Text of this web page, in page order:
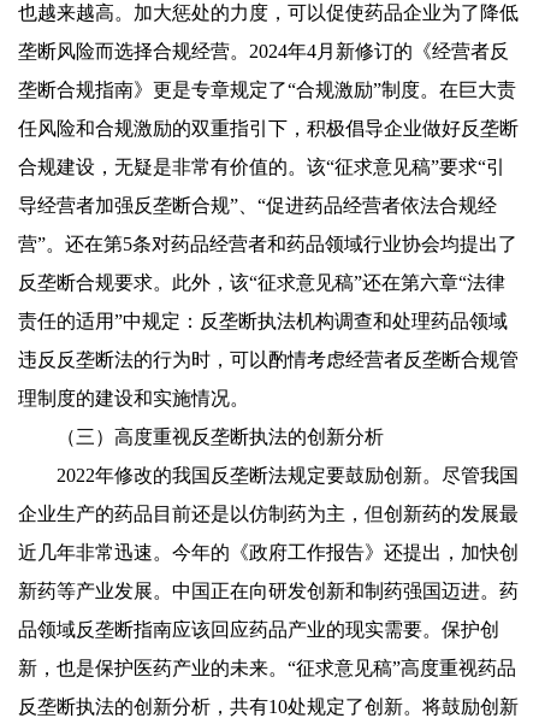
也越来越高。加大惩处的力度，可以促使药品企业为了降低
垄断风险而选择合规经营。2024年4月新修订的《经营者反
垄断合规指南》更是专章规定了“合规激励”制度。在巨大责
任风险和合规激励的双重指引下，积极倡导企业做好反垄断
合规建设，无疑是非常有价值的。该“征求意见稿”要求“引
导经营者加强反垄断合规”、“促进药品经营者依法合规经
营”。还在第5条对药品经营者和药品领域行业协会均提出了
反垄断合规要求。此外，该“征求意见稿”还在第六章“法律
责任的适用”中规定：反垄断执法机构调查和处理药品领域
违反反垄断法的行为时，可以酌情考虑经营者反垄断合规管
理制度的建设和实施情况。
（三）高度重视反垄断执法的创新分析
2022年修改的我国反垄断法规定要鼓励创新。尽管我国
企业生产的药品目前还是以仿制药为主，但创新药的发展最
近几年非常迅速。今年的《政府工作报告》还提出，加快创
新药等产业发展。中国正在向研发创新和制药强国迈进。药
品领域反垄断指南应该回应药品产业的现实需要。保护创
新，也是保护医药产业的未来。“征求意见稿”高度重视药品
反垄断执法的创新分析，共有10处规定了创新。将鼓励创新